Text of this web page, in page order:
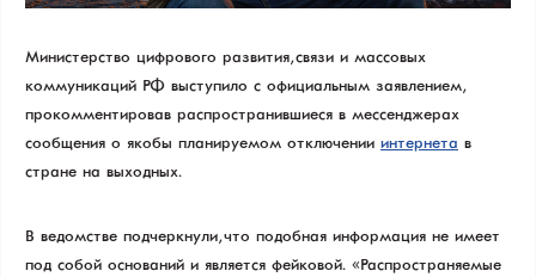
Министерство цифрового развития, связи и массовых
коммуникаций РФ выступило с официальным заявлением,
прокомментировав распространившиеся в мессенджерах
сообщения о якобы планируемом отключении интернета в
стране на выходных.
В ведомстве подчеркнули, что подобная информация не имеет
под собой оснований и является фейковой. «Распространяемые